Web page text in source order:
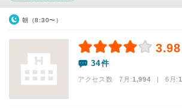
朝（8:30〜）
3.98
34件
アクセス数 7月:1,994 | 6月: